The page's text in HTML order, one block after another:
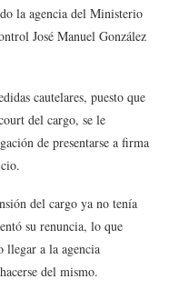
la agencia del Ministerio
José Manuel González
cautelares, puesto que
del cargo, se le
de presentarse a firma
del cargo ya no tenía
su renuncia, lo que
llegar a la agencia
del mismo.